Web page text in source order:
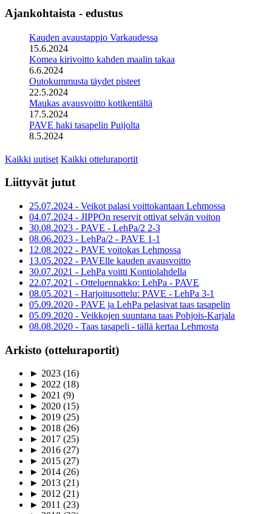
Ajankohtaista - edustus
Kauden avaustappio Varkaudessa
15.6.2024
Komea kirivoitto kahden maalin takaa
6.6.2024
Outokummusta täydet pisteet
22.5.2024
Maukas avausvoitto kotikentältä
17.5.2024
PAVE haki tasapelin Puijolta
8.5.2024
Kaikki uutiset Kaikki otteluraportit
Liittyvät jutut
25.07.2024 - Veikot palasi voittokantaan Lehmossa
04.07.2024 - JIPPOn reservit ottivat selvän voiton
30.08.2023 - PAVE - LehPa/2 2-3
08.06.2023 - LehPa/2 - PAVE 1-1
12.08.2022 - PAVE voitokas Lehmossa
13.05.2022 - PAVElle kauden avausvoitto
30.07.2021 - LehPa voitti Kontiolahdella
22.07.2021 - Otteluennakko: LehPa - PAVE
08.05.2021 - Harjoitusottelu: PAVE - LehPa 3-1
05.09.2020 - PAVE ja LehPa pelasivat taas tasapelin
05.09.2020 - Veikkojen suuntana taas Pohjois-Karjala
08.08.2020 - Taas tasapeli - tällä kertaa Lehmosta
Arkisto (otteluraportit)
► 2023 (16)
► 2022 (18)
► 2021 (9)
► 2020 (15)
► 2019 (25)
► 2018 (26)
► 2017 (25)
► 2016 (27)
► 2015 (27)
► 2014 (26)
► 2013 (21)
► 2012 (21)
► 2011 (23)